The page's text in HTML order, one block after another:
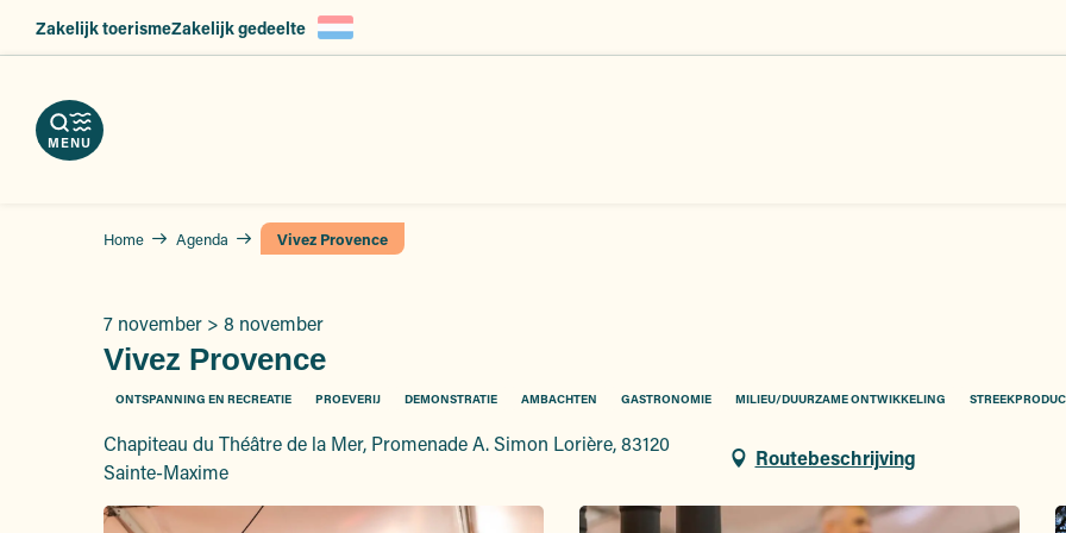
principal
Zakelijk toerismeZakelijk gedeelte
MENU
Home Agenda Vivez Provence
7 november > 8 november
Vivez Provence
ONTSPANNING EN RECREATIE PROEVERIJ DEMONSTRATIE AMBACHTEN GASTRONOMIE MILIEU/DUURZAME ONTWIKKELING
Chapiteau du Théâtre de la Mer, Promenade A. Simon Lorière, 83120
Sainte-Maxime
Routebeschrijving